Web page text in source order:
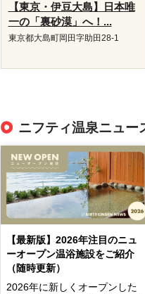
【東京・伊豆大島】日本唯
一の「裏砂漠」へ！...
東京都大島町岡田字助田28-1
ニフティ温泉ニュー
【最新版】2026年注目のニュ
ーオープン温浴施設をご紹介
（随時更新）
2026年に新しくオープンした